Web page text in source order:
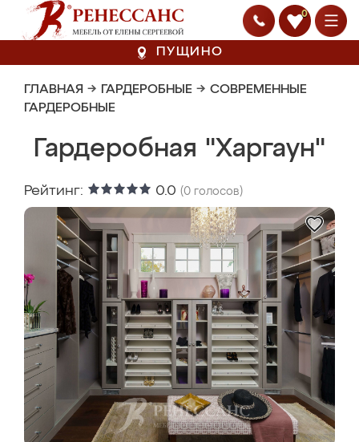
0
ПУЩИНО
ГЛАВНАЯ → ГАРДЕРОБНЫЕ → СОВРЕМЕННЫЕ
ГАРДЕРОБНЫЕ
Гардеробная "Харгаун"
Рейтинг: 0.0 (0 голосов)